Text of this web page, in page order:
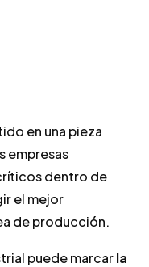
en una pieza
empresas
dentro de
el mejor
de producción.
puede marcarla